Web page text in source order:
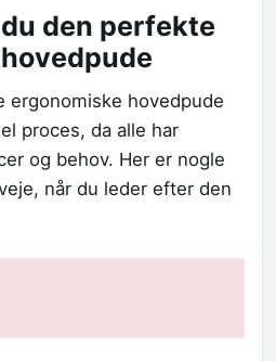
den perfekte
ergonomiske hovedpude
proces, da alle har
og behov. Her er nogle
når du leder efter den